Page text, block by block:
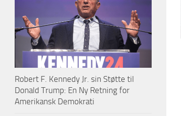
Robert F. Kennedy Jr. sin Støtte til
Donald Trump: En Ny Retning for
Amerikansk Demokrati